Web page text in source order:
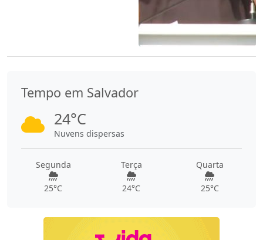
Tempo em Salvador
24°C
Nuvens dispersas
Segunda
25°C
Terça
24°C
Quarta
25°C